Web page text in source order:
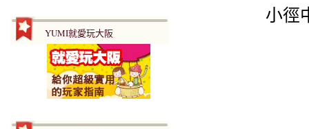
YUMI就愛玩大阪
小徑